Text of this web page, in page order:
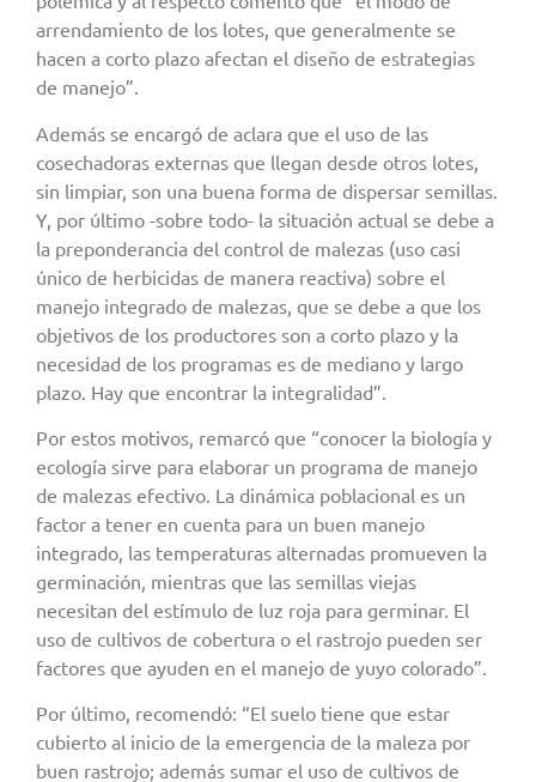
arrendamiento de los lotes, que generalmente se
hacen a corto plazo afectan el diseño de estrategias
de manejo”.
Además se encargó de aclara que el uso de las
cosechadoras externas que llegan desde otros lotes,
sin limpiar, son una buena forma de dispersar semillas.
Y, por último -sobre todo- la situación actual se debe a
la preponderancia del control de malezas (uso casi
único de herbicidas de manera reactiva) sobre el
manejo integrado de malezas, que se debe a que los
objetivos de los productores son a corto plazo y la
necesidad de los programas es de mediano y largo
plazo. Hay que encontrar la integralidad”.
Por estos motivos, remarcó que “conocer la biología y
ecología sirve para elaborar un programa de manejo
de malezas efectivo. La dinámica poblacional es un
factor a tener en cuenta para un buen manejo
integrado, las temperaturas alternadas promueven la
germinación, mientras que las semillas viejas
necesitan del estímulo de luz roja para germinar. El
uso de cultivos de cobertura o el rastrojo pueden ser
factores que ayuden en el manejo de yuyo colorado”.
Por último, recomendó: “El suelo tiene que estar
cubierto al inicio de la emergencia de la maleza por
buen rastrojo; además sumar el uso de cultivos de